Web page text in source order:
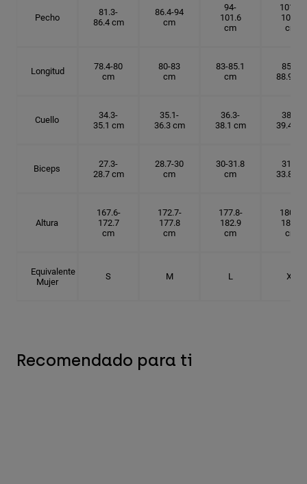
Pecho
81.3-
86.4 cm
86.4-94
cm
94-
101.6
cm
101.6-
109.2
cm
Longitud
78.4-80
cm
80-83
cm
83-85.1
cm
85.1-
88.9 cm
Cuello
34.3-
35.1 cm
35.1-
36.3 cm
36.3-
38.1 cm
38.1-
39.4 cm
Biceps
27.3-
28.7 cm
28.7-30
cm
30-31.8
cm
31.8-
33.8 cm
Altura
167.6-
172.7
cm
172.7-
177.8
cm
177.8-
182.9
cm
180.3-
185.5
cm
Equivalente
Mujer
S M L XL
Recomendado para ti